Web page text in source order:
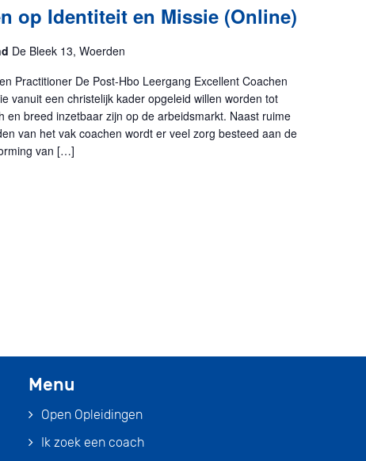
op Identiteit en Missie (Online)
De Bleek 13, Woerden
Practitioner De Post-Hbo Leergang Excellent Coachen
vanuit een christelijk kader opgeleid willen worden tot
en breed inzetbaar zijn op de arbeidsmarkt. Naast ruime
van het vak coachen wordt er veel zorg besteed aan de
van […]
Menu
Open Opleidingen
Ik zoek een coach